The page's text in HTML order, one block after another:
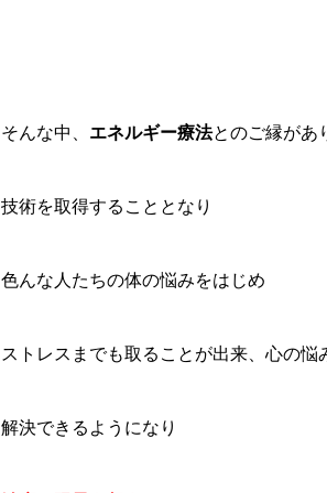
そんな中、 エネルギー療法とのご縁があ
技術を取得することとなり
色んな人たちの体の悩みをはじめ
ストレスまでも取ることが出来、心の悩
解決できるようになり